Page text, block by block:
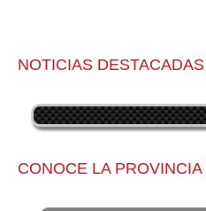
NOTICIAS DESTACADAS
CONOCE LA